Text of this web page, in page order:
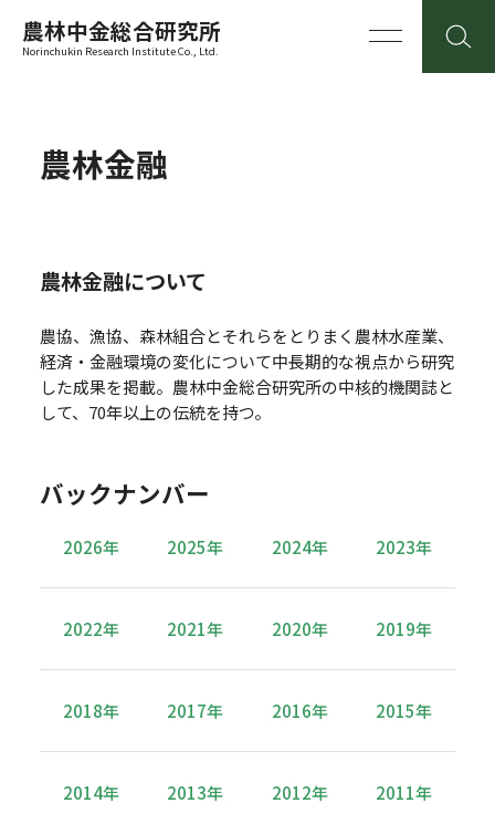
農林中金総合研究所
Norinchukin Research Institute Co., Ltd.
農林金融
農林金融について
農協、漁協、森林組合とそれらをとりまく農林水産業、
経済・金融環境の変化について中長期的な視点から研究
した成果を掲載。 農林中金総合研究所の中核的機関誌と
して、70年以上の伝統を持つ。
バックナンバー
2026年 2025年 2024年 2023年
2022年 2021年 2020年 2019年
2018年 2017年 2016年 2015年
2014年 2013年 2012年 2011年